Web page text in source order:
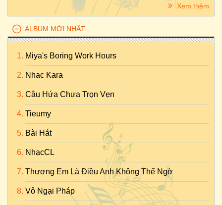
Xem thêm
ALBUM MỚI NHẤT
Miya's Boring Work Hours
Nhac Kara
Câu Hứa Chưa Trọn Vẹn
Tieumy
Bài Hát
NhạcCL
Thương Em Là Điều Anh Không Thể Ngờ
Vô Ngại Pháp